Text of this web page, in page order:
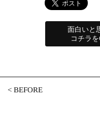
面白いと
コチラを
<BEFORE